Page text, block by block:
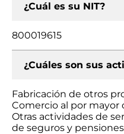
¿Cuál es su NIT?
800019615
¿Cuáles son sus
Fabricación de otros
Comercio al por mayor
Otras actividades de
de seguros y